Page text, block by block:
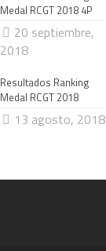
Medal RCGT 2018 4P
20 septiembre,
2018
Resultados Ranking
Medal RCGT 2018
13 agosto, 2018